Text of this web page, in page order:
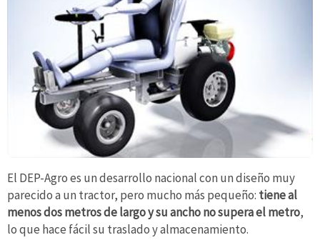
El DEP-Agro es un desarrollo nacional con un diseño muy
parecido a un tractor, pero mucho más pequeño: tiene al
menos dos metros de largo y su ancho no supera el metro,
lo que hace fácil su traslado y almacenamiento.